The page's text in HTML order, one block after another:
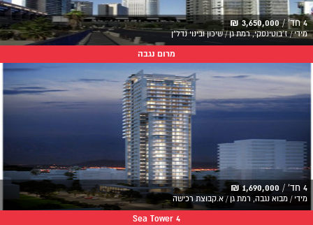
4 חד' / 3,650,000 ₪
מידי / ז'בוטינסקי, רמת גן / שיכון ובינוי נדל"ן
מרום נגבה
4 חד' / 1,690,000 ₪
מידי / מבוא נגבה, רמת גן / א.קבוצת רכישה
Sea Tower 4